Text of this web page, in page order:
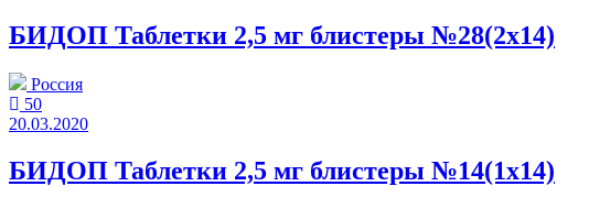
БИДОП Таблетки 2,5 мг блистеры №28(2x14)
Россия
50
20.03.2020
БИДОП Таблетки 2,5 мг блистеры №14(1x14)